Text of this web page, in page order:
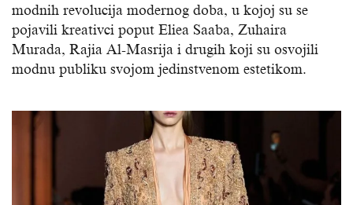
modnih revolucija modernog doba, u kojoj su se
pojavili kreativci poput Eliea Saaba, Zuhaira
Murada, Rajia Al-Masrija i drugih koji su osvojili
modnu publiku svojom jedinstvenom estetikom.